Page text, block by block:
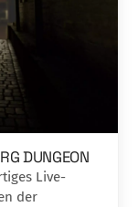
DUNGEON
Live-
der